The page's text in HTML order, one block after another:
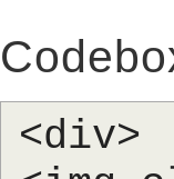
<div>